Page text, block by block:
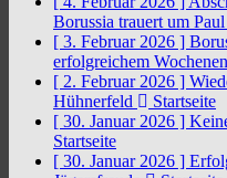
Borussia trauert um
[ 3. Februar 2026 ]
erfolgreichem
[ 2. Februar 2026 ]
Hühnerfeld
Startseite
[ 30. Januar 2026 ]
Startseite
[ 30. Januar 2026 ]